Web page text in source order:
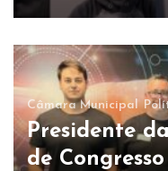
Câmara Municipal
Presidente
de